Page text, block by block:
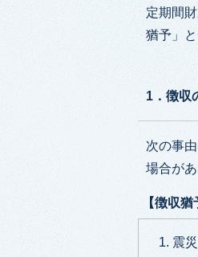
定期間
猶予」
1．徴収
次の事
場合があ
【徴収
震